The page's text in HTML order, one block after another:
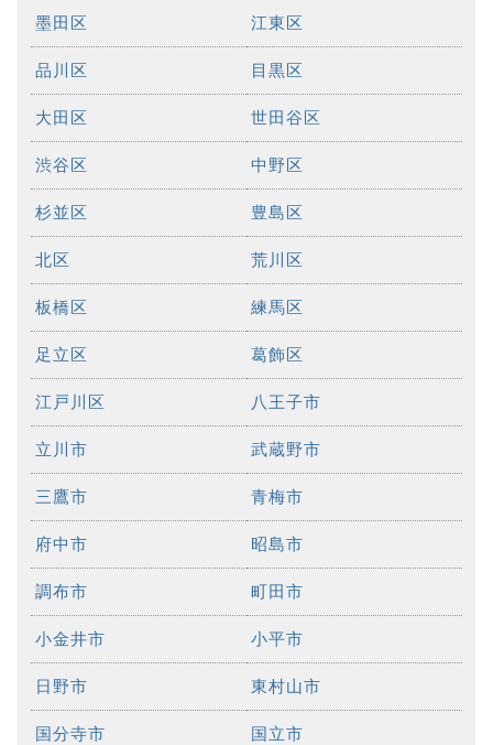
墨田区 江東区
品川区 目黒区
大田区 世田谷区
渋谷区 中野区
杉並区 豊島区
北区 荒川区
板橋区 練馬区
足立区 葛飾区
江戸川区 八王子市
立川市 武蔵野市
三鷹市 青梅市
府中市 昭島市
調布市 町田市
小金井市 小平市
日野市 東村山市
国分寺市 国立市